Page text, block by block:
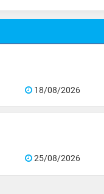
18/08/2026
25/08/2026